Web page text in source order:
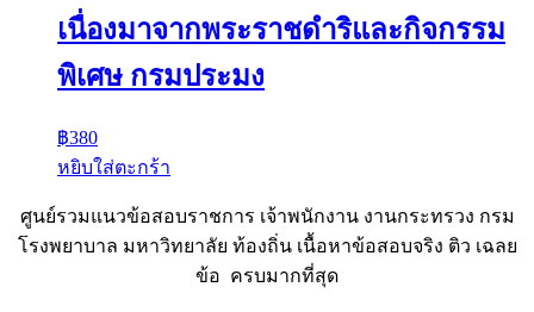
เนื่องมาจากพระราชดำริและกิจกรรม
พิเศษ กรมประมง
฿380
หยิบใส่ตะกร้า
ศูนย์รวมแนวข้อสอบราชการ เจ้าพนักงาน งานกระทรวง กรม
โรงพยาบาล มหาวิทยาลัย ท้องถิ่น เนื้อหาข้อสอบจริง ติว เฉลย
ข้อ ครบมากที่สุด